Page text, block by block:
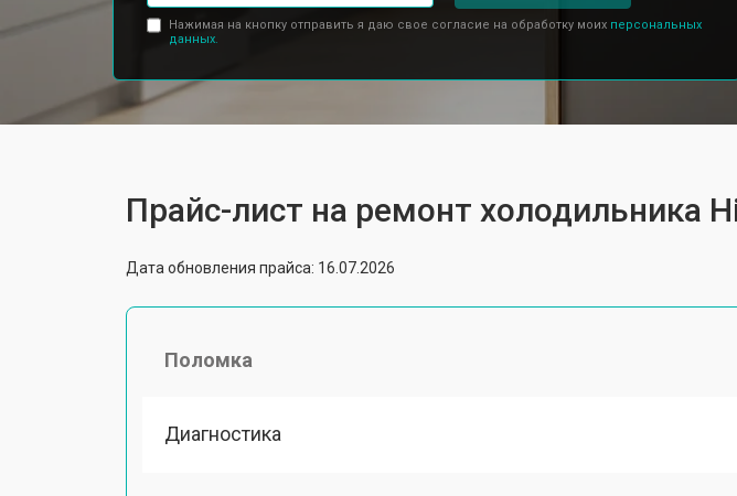
Нажимая на кнопку отправить я даю свое согласие на обработку моих персональных
данных.
Прайс-лист на ремонт холодильника
Дата обновления прайса: 16.07.2026
Поломка
Диагностика